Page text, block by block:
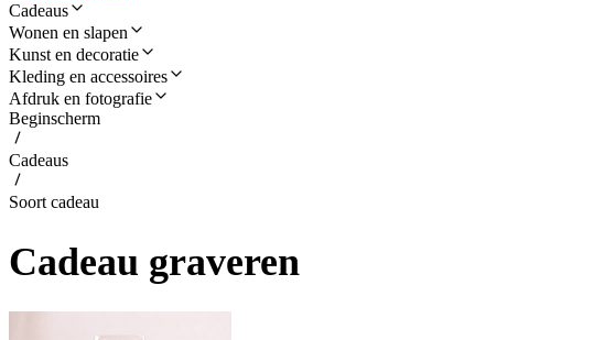
Cadeaus
Wonen en slapen
Kunst en decoratie
Kleding en accessoires
Afdruk en fotografie
Beginscherm
Cadeaus
Soort cadeau
Cadeau graveren